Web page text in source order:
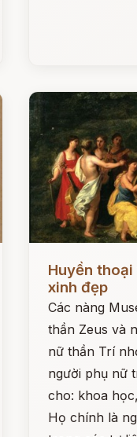
Đọc ngay
Huyền
xinh đẹp
Các nàng
thần Zeus và
nữ thần Trí
người phụ nữ
cho: khoa
Họ chính là